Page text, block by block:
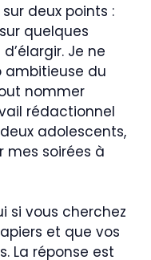
deux points :
quelques
Je ne
ambitieuse du
nommer
rédactionnel
adolescents,
mes soirées à
si vous cherchez
et que vos
La réponse est